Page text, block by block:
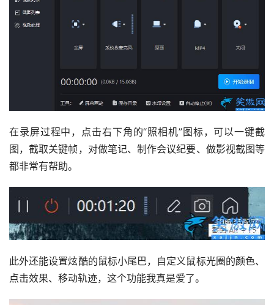
在录屏过程中，点击右下角的“照相机”图标，可以一键截
图，截取关键帧，对做笔记、制作会议纪要、做影视截图等
都非常有帮助。
此外还能设置炫酷的鼠标小尾巴，自定义鼠标光圈的颜色、
点击效果、移动轨迹，这个功能我真是爱了。